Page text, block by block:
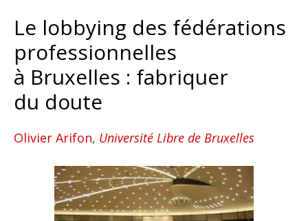
Le lobbying des fédérations
professionnelles
à Bruxelles : fabriquer
du doute
Olivier Arifon, Université Libre de Bruxelles